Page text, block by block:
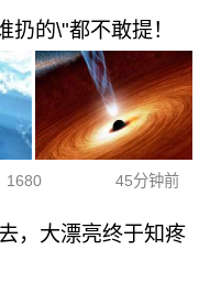
的\"都不敢提！
1680 45分钟前
，大漂亮终于知疼